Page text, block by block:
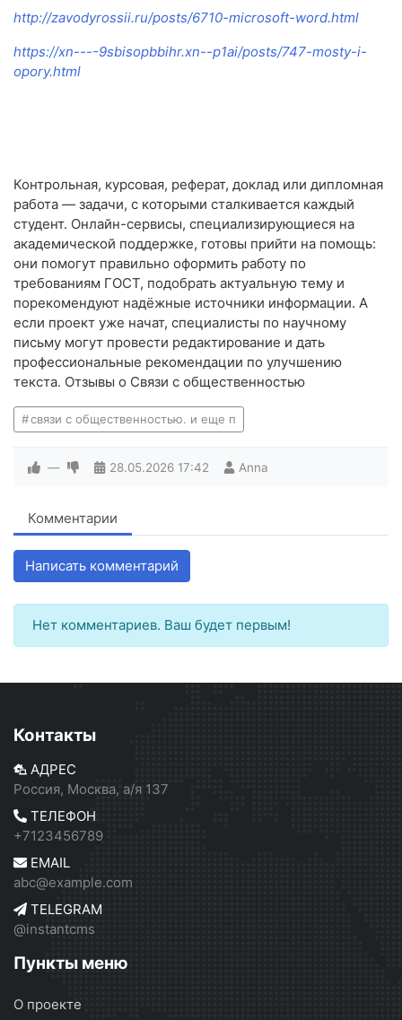
http://zavodyrossii.ru/posts/6710-microsoft-word.html
https://xn----9sbisopbbihr.xn--p1ai/posts/747-mosty-i-
opory.html
Контрольная, курсовая, реферат, доклад или дипломная
работа — задачи, с которыми сталкивается каждый
студент. Онлайн-сервисы, специализирующиеся на
академической поддержке, готовы прийти на помощь:
они помогут правильно оформить работу по
требованиям ГОСТ, подобрать актуальную тему и
порекомендуют надёжные источники информации. А
если проект уже начат, специалисты по научному
письму могут провести редактирование и дать
профессиональные рекомендации по улучшению
текста. Отзывы о Связи с общественностью
связи с общественностью. и еще п
— 28.05.2026 17:42 Anna
Комментарии
Написать комментарий
Нет комментариев. Ваш будет первым!
Контакты
АДРЕС
Россия, Москва, а/я 137
ТЕЛЕФОН
+7123456789
EMAIL
abc@example.com
TELEGRAM
@instantcms
Пункты меню
О проекте